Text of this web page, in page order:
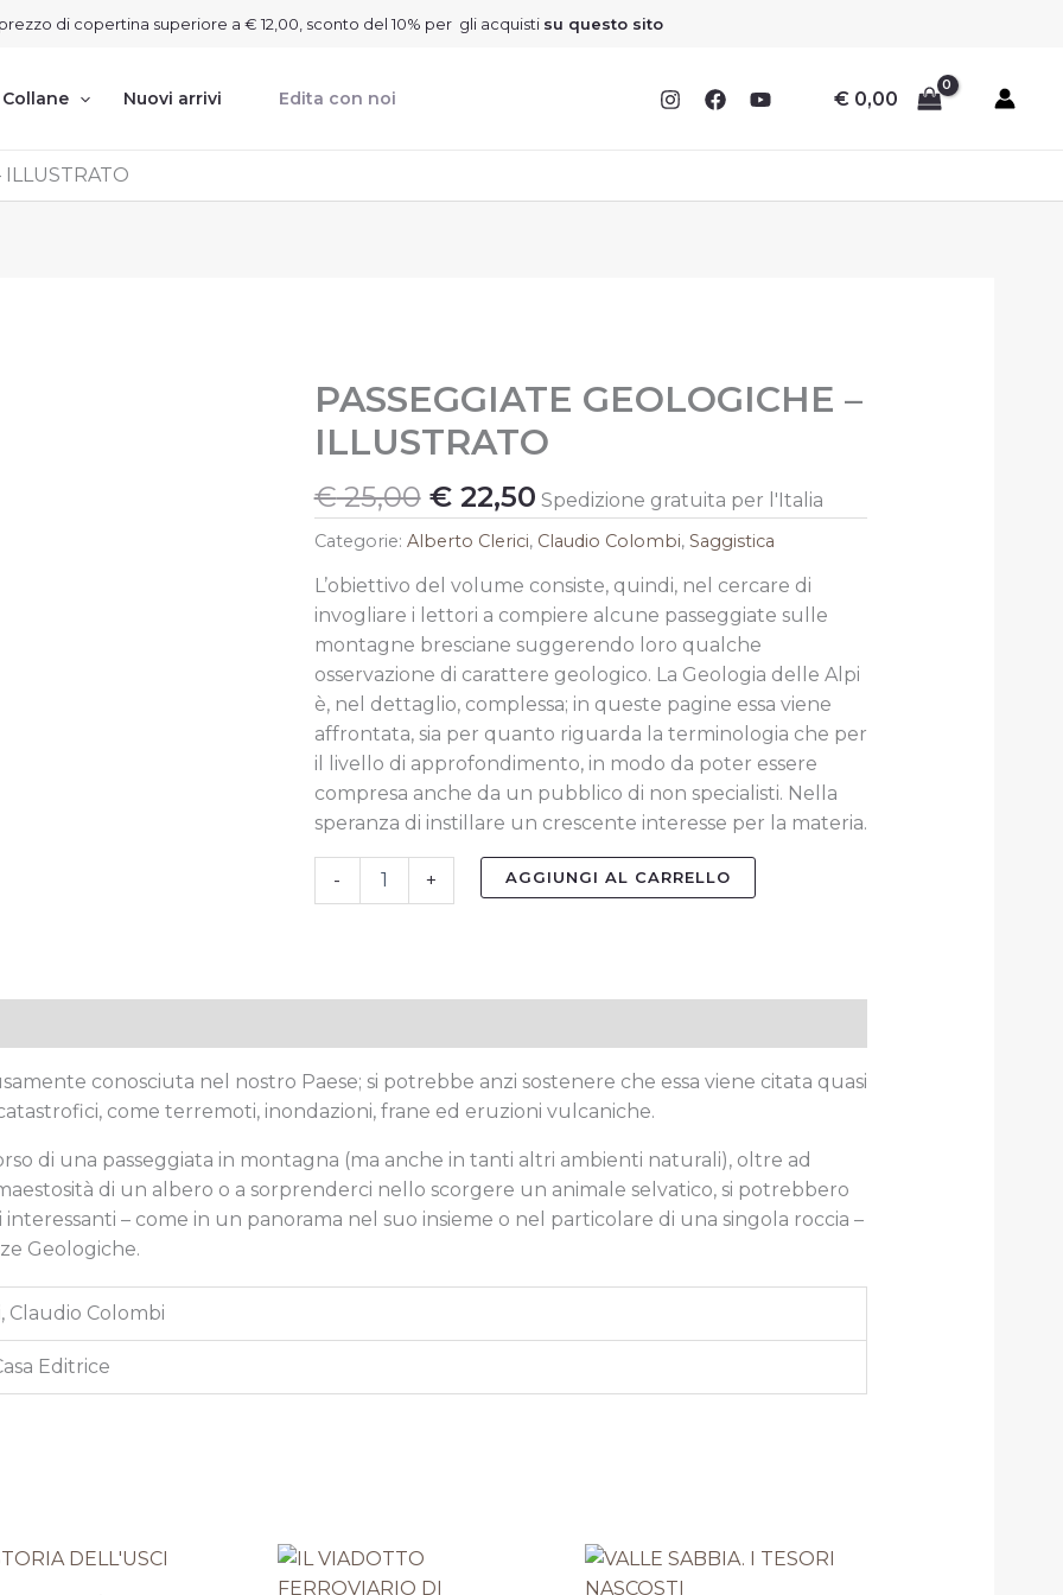
di copertina superiore a € 12,00, sconto del 10% per gli acquisti su questo sito
Collane Nuovi arrivi Edita con noi € 0,00
ILLUSTRATO
PASSEGGIATE GEOLOGICHE –
ILLUSTRATO
€25,00
Il
prezzo
originale
era:
€ 25,00.
€22,50
Il
prezzo
attuale
€ 22,50.
Spedizione gratuita per l'Italia
Categorie: Alberto Clerici, Claudio Colombi, Saggistica
L’obiettivo del volume consiste, quindi, nel cercare di
invogliare i lettori a compiere alcune passeggiate sulle
montagne bresciane suggerendo loro qualche
osservazione di carattere geologico. La Geologia delle Alpi
è, nel dettaglio, complessa; in queste pagine essa viene
affrontata, sia per quanto riguarda la terminologia che per
il livello di approfondimento, in modo da poter essere
compresa anche da un pubblico di non specialisti. Nella
speranza di instillare un crescente interesse per la materia.
-
PASSEGGIATE
GEOLOGICHE
ILLUSTRATO
quantità
+ AGGIUNGI AL CARRELLO
conosciuta nel nostro Paese; si potrebbe anzi sostenere che essa viene citata quasi
come terremoti, inondazioni, frane ed eruzioni vulcaniche.
di una passeggiata in montagna (ma anche in tanti altri ambienti naturali), oltre ad
di un albero o a sorprenderci nello scorgere un animale selvatico, si potrebbero
– come in un panorama nel suo insieme o nel particolare di una singola roccia –
Geologiche.
Claudio Colombi
Editrice
Il
Il
Il
Il
Il
Il